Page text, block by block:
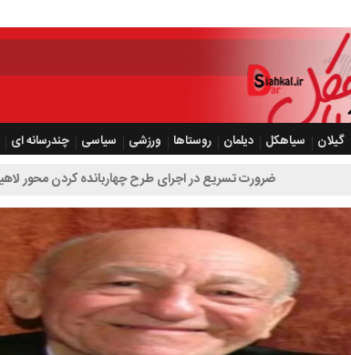
گیلان سیاهکل دیلمان روستاها ورزشی سیاسی چندرسانه ای
ضرورت تسریع در اجرای طرح چهاربانده کردن محور لاهیجان به